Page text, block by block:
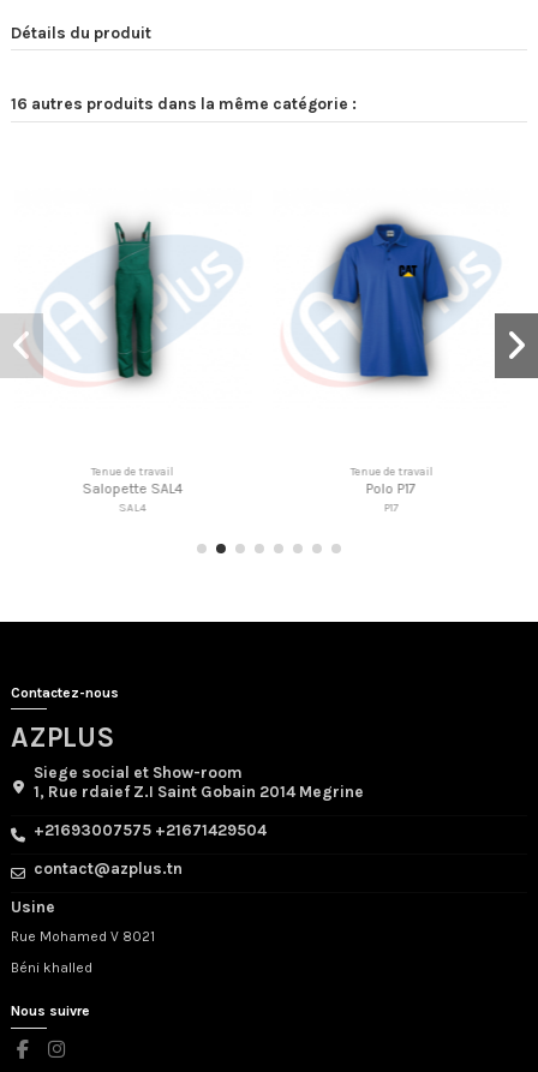
Détails du produit
16 autres produits dans la même catégorie :
Tenue de travail
Polo P17
Tenue de travail
Dossard DDG20
Contactez-nous
AZPLUS
Siege social et Show-room
1, Rue rdaief Z.I Saint Gobain 2014 Megrine
+21693007575 +21671429504
contact@azplus.tn
Usine
Rue Mohamed V 8021
Béni khalled
Nous suivre